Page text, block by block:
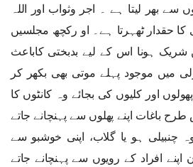
بھر لیتا ہے ۔ اجر وثواب اور اللہ
حقدار ٹھہرتا ہے۔ او رکچھ مجلسیں
ہونا اس کے لیے بدبختی کاباعث
میں موجود پہلے موتی بھی بکھر کر
اور کلیوں کی بجائے وہ کانٹوں کا
باغات اپنے پھلوں سے پہنچانے جاتے
چنبیلی ہو یا گلاب، اپنی خوشبو سے
اپنے افراد کے رویوں سے پہنچانے جاتے